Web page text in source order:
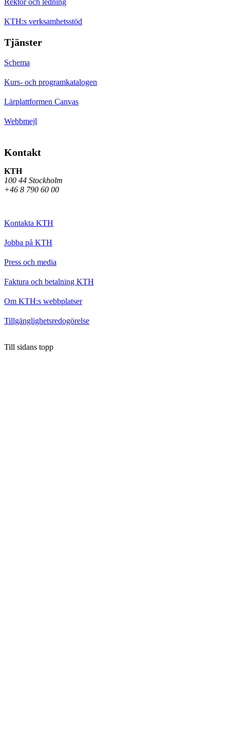
KTH:s verksamhetsstöd
Tjänster
Schema
Kurs- och programkatalogen
Lärplattformen Canvas
Webbmejl
Kontakt
KTH
100 44 Stockholm
+46 8 790 60 00
Kontakta KTH
Jobba på KTH
Press och media
Faktura och betalning KTH
Om KTH:s webbplatser
Tillgänglighetsredogörelse
Till sidans topp